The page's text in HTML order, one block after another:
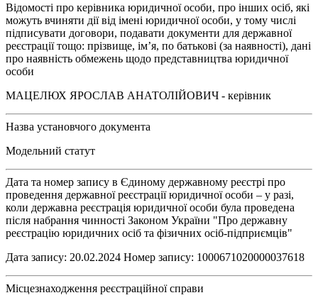
Відомості про керівника юридичної особи, про інших осіб, які
можуть вчиняти дії від імені юридичної особи, у тому числі
підписувати договори, подавати документи для державної
реєстрації тощо: прізвище, ім’я, по батькові (за наявності), дані
про наявність обмежень щодо представництва юридичної
особи
МАЦЕЛЮХ ЯРОСЛАВ АНАТОЛІЙОВИЧ - керівник
Назва установчого документа
Модельний статут
Дата та номер запису в Єдиному державному реєстрі про
проведення державної реєстрації юридичної особи – у разі,
коли державна реєстрація юридичної особи була проведена
після набрання чинності Законом України "Про державну
реєстрацію юридичних осіб та фізичних осіб-підприємців"
Дата запису: 20.02.2024 Номер запису: 1000671020000037618
Місцезнаходження реєстраційної справи